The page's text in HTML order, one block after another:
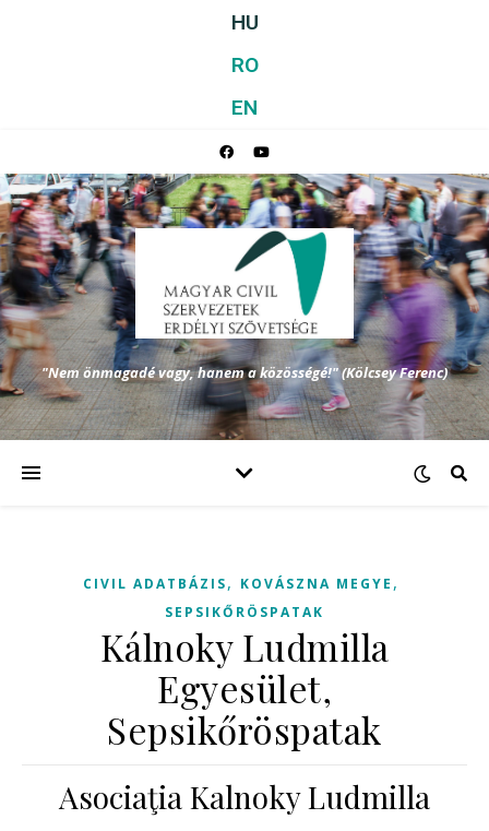
HU
RO
EN
"Nem önmagadé vagy, hanem a közösségé!" (Kölcsey Ferenc)
CIVIL ADATBÁZIS, KOVÁSZNA MEGYE ,
SEPSIKŐRÖSPATAK
Kálnoky Ludmilla
Egyesület,
Sepsikőröspatak
Asociaţia Kalnoky Ludmilla